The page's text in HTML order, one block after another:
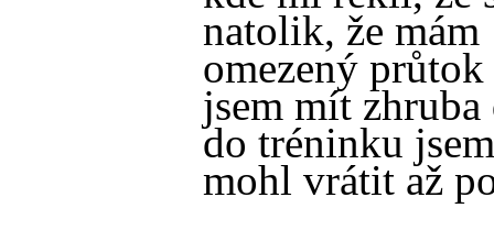
natolik, že mám
omezený
jsem mít
do tréninku
mohl vrátit až